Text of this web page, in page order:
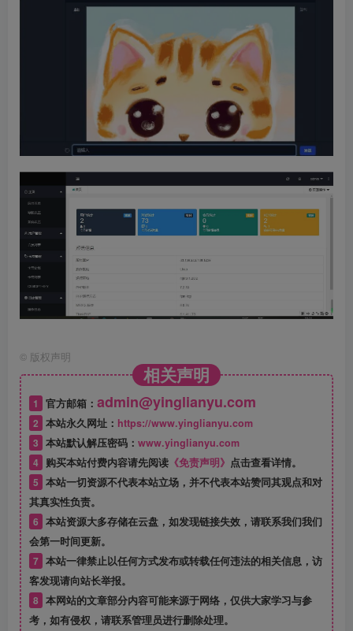
© 版权声明
相关声明
1 官方邮箱： admin@yinglianyu.com
2 本站永久网址： https://www.yinglianyu.com
3 本站默认解压密码： www.yinglianyu.com
4
购买本站付费内容请先阅读《免责声明》 点击查看详情。
5 本站一切资源不代表本站立场，并不代表本站赞同其观点和对
其真实性负责。
6 本站资源大多存储在云盘，如发现链接失效，请联系我们我们
会第一时间更新。
7 本站一律禁止以任何方式发布或转载任何违法的相关信息，访
客发现请向站长举报。
8 本网站的文章部分内容可能来源于网络，仅供大家学习与参
考，如有侵权，请联系管理员进行删除处理。